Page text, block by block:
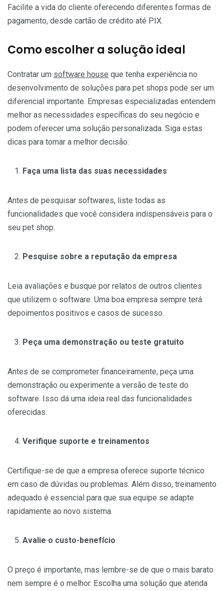
Facilite a vida do cliente oferecendo diferentes formas de
pagamento, desde cartão de crédito até PIX.
Como escolher a solução ideal
Contratar um software house que tenha experiência no
desenvolvimento de soluções para pet shops pode ser um
diferencial importante. Empresas especializadas entendem
melhor as necessidades específicas do seu negócio e
podem oferecer uma solução personalizada. Siga estas
dicas para tomar a melhor decisão:
Faça uma lista das suas necessidades
Antes de pesquisar softwares, liste todas as
funcionalidades que você considera indispensáveis para o
seu pet shop.
Pesquise sobre a reputação da empresa
Leia avaliações e busque por relatos de outros clientes
que utilizem o software. Uma boa empresa sempre terá
depoimentos positivos e casos de sucesso.
Peça uma demonstração ou teste gratuito
Antes de se comprometer financeiramente, peça uma
demonstração ou experimente a versão de teste do
software. Isso dá uma ideia real das funcionalidades
oferecidas.
Verifique suporte e treinamentos
Certifique-se de que a empresa oferece suporte técnico
em caso de dúvidas ou problemas. Além disso, treinamento
adequado é essencial para que sua equipe se adapte
rapidamente ao novo sistema.
Avalie o custo-benefício
O preço é importante, mas lembre-se de que o mais barato
nem sempre é o melhor. Escolha uma solução que atenda